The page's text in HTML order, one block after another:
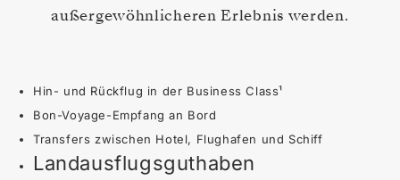
außergewöhnlicheren Erlebnis werden.
Hin- und Rückflug in der Business Class¹
Bon-Voyage-Empfang an Bord
Transfers zwischen Hotel, Flughafen und Schiff
Landausflugsguthaben